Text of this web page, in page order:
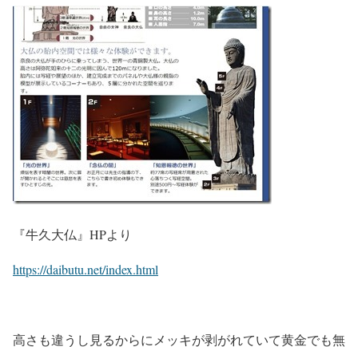
『牛久大仏』HPより
https://daibutu.net/index.html
高さも違うし見るからにメッキが剥がれていて黄金でも無